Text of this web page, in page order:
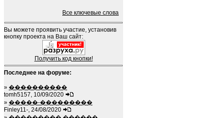
Все ключевые слова
Вы можете проявить участие, установив
кнопку проекта на Ваш сайт:
Получить код кнопки!
Последнее на форуме:
» ����������
tomh5157, 10/09/2020
» �����-���������
Finley11-, 24/08/2020